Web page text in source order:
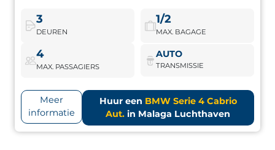
3
DEUREN
1/2
MAX. BAGAGE
4
MAX. PASSAGIERS
AUTO
TRANSMISSIE
Meer
informatie
Huur een BMW Serie 4 Cabrio
Aut. in Malaga Luchthaven
rijervaring in de open lucht.